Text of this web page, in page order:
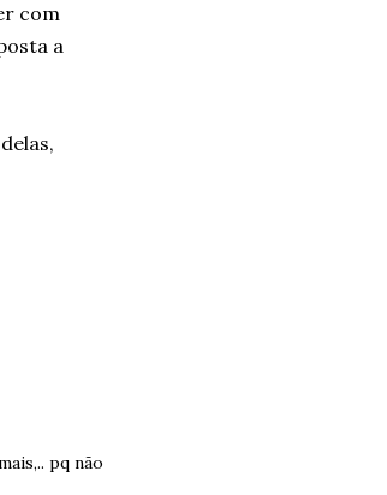
com
a
pq não